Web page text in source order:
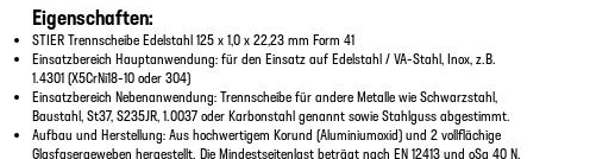
Eigenschaften:
STIER Trennscheibe Edelstahl 125 x 1,0 x 22,23 mm Form 41
Einsatzbereich Hauptanwendung: für den Einsatz auf Edelstahl / VA-Stahl, Inox, z.B.
1.4301 (X5CrNi18-10 oder 304)
Einsatzbereich Nebenanwendung: Trennscheibe für andere Metalle wie Schwarzstahl,
Baustahl, St37, S235JR, 1.0037 oder Karbonstahl genannt sowie Stahlguss abgestimmt.
Aufbau und Herstellung: Aus hochwertigem Korund (Aluminiumoxid) und 2 vollflächige
Glasfasergeweben hergestellt. Die Mindestseitenlast beträgt nach EN 12413 und oSa 40 N.